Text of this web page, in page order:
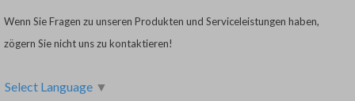
Wenn Sie Fragen zu unseren Produkten und Serviceleistungen haben,
zögern Sie nicht uns zu kontaktieren!
Select Language ▼